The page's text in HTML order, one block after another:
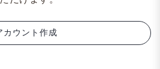
カウント作成